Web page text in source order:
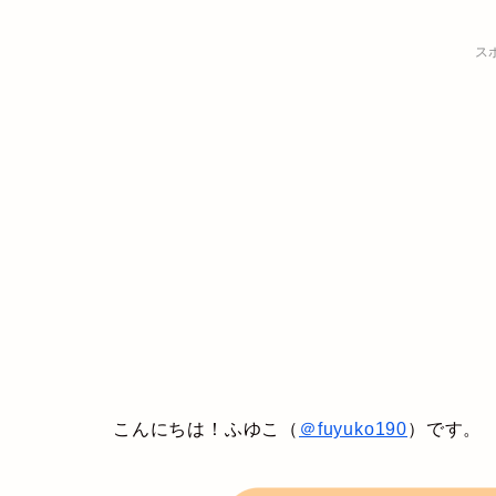
ス
こんにちは！ふゆこ（ ＠fuyuko190）です。